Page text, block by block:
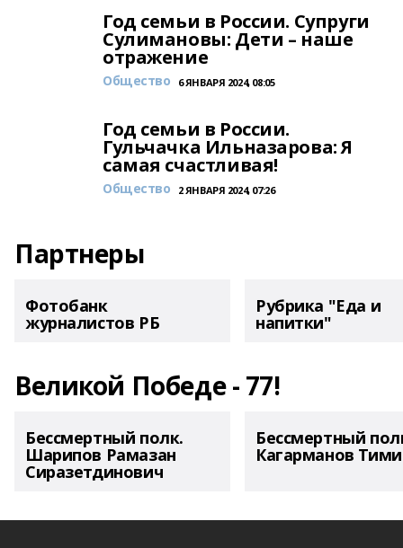
Год семьи в России. Супруги
Сулимановы: Дети – наше
отражение
Общество 6 ЯНВАРЯ 2024, 08:05
Год семьи в России.
Гульчачка Ильназарова: Я
самая счастливая!
Общество 2 ЯНВАРЯ 2024, 07:26
Партнеры
Фотобанк
журналистов РБ
Рубрика "Еда и
напитки"
Великой Победе - 77!
Бессмертный полк.
Шарипов Рамазан
Сиразетдинович
Бессмертный
Кагарманов